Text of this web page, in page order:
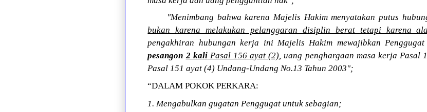
"Menimbang bahwa karena Majelis Hakim menyatakan putus
bukan karena melakukan pelanggaran disiplin berat tetapi karena
pengakhiran hubungan kerja ini Majelis Hakim mewajibkan Penggugat
pesangon2 kaliPasal 156 ayat (2), uang penghargaan masa kerja Pasal
Pasal 151 ayat (4) Undang-Undang No.13 Tahun 2003";
“DALAM POKOK PERKARA:
1. Mengabulkan gugatan Penggugat untuk sebagian;